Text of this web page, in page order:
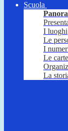
Scuola
I luoghi
Le
I
Le
La